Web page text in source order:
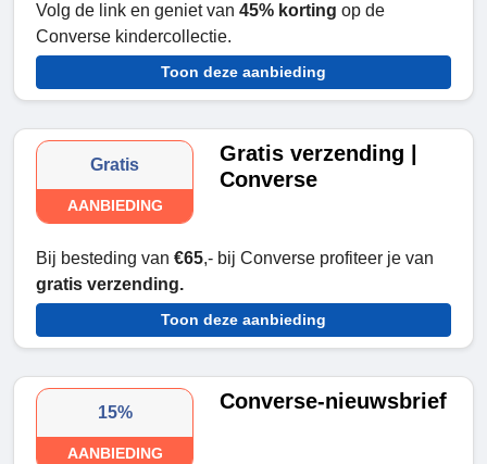
Volg de link en geniet van 45% korting op de
Converse kindercollectie.
Toon deze aanbieding
Gratis
AANBIEDING
Gratis verzending |
Converse
Bij besteding van €65,- bij Converse profiteer je van
gratis verzending.
Toon deze aanbieding
15%
AANBIEDING
Converse-nieuwsbrief